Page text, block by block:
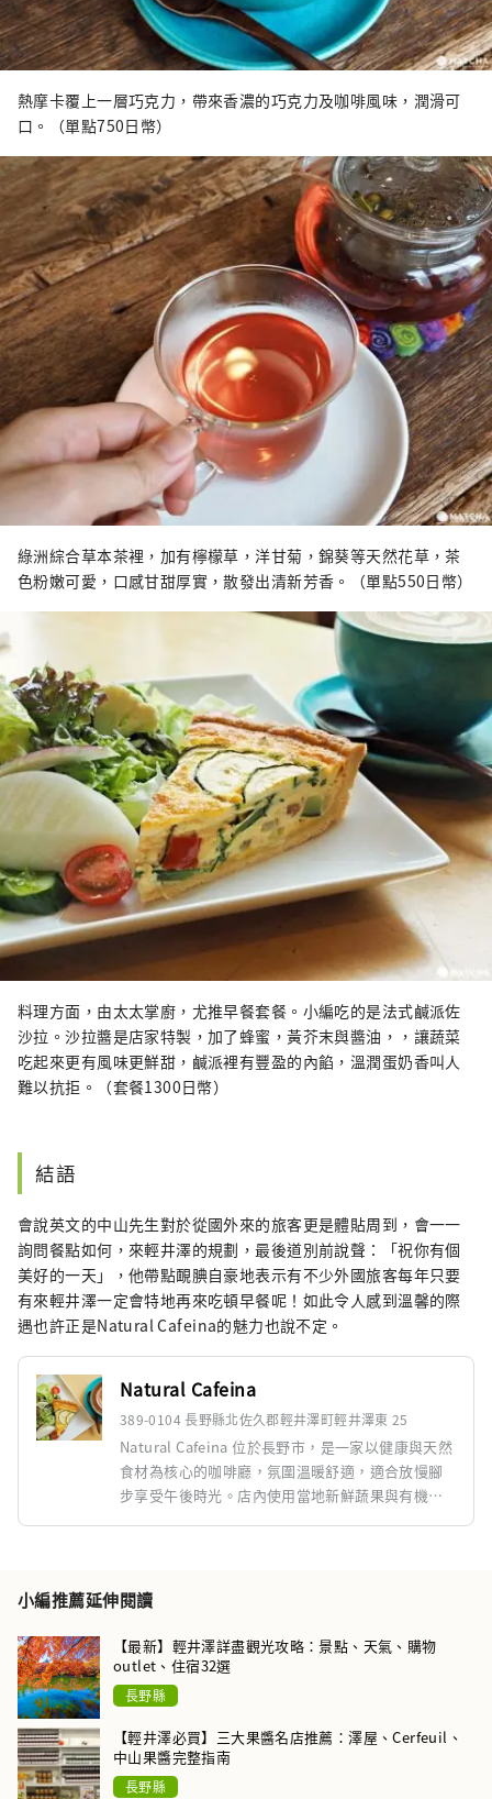
熱摩卡覆上一層巧克力，帶來香濃的巧克力及咖啡風味，潤滑可
口。（單點750日幣）
綠洲綜合草本茶裡，加有檸檬草，洋甘菊，錦葵等天然花草，茶
色粉嫩可愛，口感甘甜厚實，散發出清新芳香。（單點550日幣）
料理方面，由太太掌廚，尤推早餐套餐。小編吃的是法式鹹派佐
沙拉。沙拉醬是店家特製，加了蜂蜜，黃芥末與醬油，，讓蔬菜
吃起來更有風味更鮮甜，鹹派裡有豐盈的內餡，溫潤蛋奶香叫人
難以抗拒。（套餐1300日幣）
結語
會說英文的中山先生對於從國外來的旅客更是體貼周到，會一一
詢問餐點如何，來輕井澤的規劃，最後道別前說聲：「祝你有個
美好的一天」，他帶點靦腆自豪地表示有不少外國旅客每年只要
有來輕井澤一定會特地再來吃頓早餐呢！如此令人感到溫馨的際
遇也許正是Natural Cafeina的魅力也說不定。
Natural Cafeina
389-0104 長野縣北佐久郡輕井澤町輕井澤東 25
Natural Cafeina 位於長野市，是一家以健康與天然
食材為核心的咖啡廳，氛圍溫暖舒適，適合放慢腳
步享受午後時光。店內使用當地新鮮蔬果與有機素
綠色植物為主，光線柔和，兼具咖啡廳與小型書店
交通便利，是結束戶外行程後享用輕食與休憩的好
去處。
小編推薦延伸閱讀
【最新】輕井澤詳盡觀光攻略：景點、天氣、購物
outlet、住宿32選
長野縣
【輕井澤必買】三大果醬名店推薦：澤屋、Cerfeuil、
中山果醬完整指南
長野縣